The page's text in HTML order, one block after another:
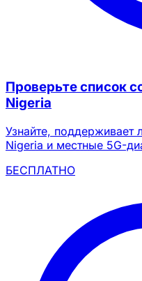
Проверьте список
Nigeria
Узнайте, поддерживает
Nigeria и местные 5G-
БЕСПЛАТНО